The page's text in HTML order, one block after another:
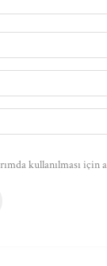
kullanılması için